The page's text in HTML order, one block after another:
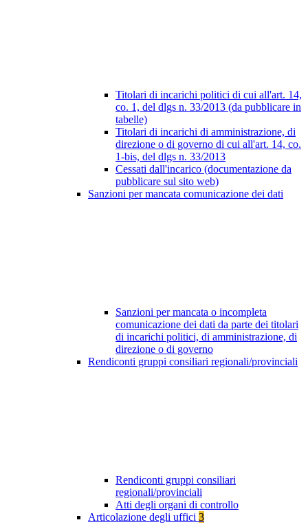
Titolari di incarichi politici di cui all'art. 14,
co. 1, del dlgs n. 33/2013 (da pubblicare in
tabelle)
Titolari di incarichi di amministrazione, di
direzione o di governo di cui all'art. 14, co.
1-bis, del dlgs n. 33/2013
Cessati dall'incarico (documentazione da
pubblicare sul sito web)
Sanzioni per mancata comunicazione dei dati
Sanzioni per mancata o incompleta
comunicazione dei dati da parte dei titolari
di incarichi politici, di amministrazione, di
direzione o di governo
Rendiconti gruppi consiliari regionali/provinciali
Rendiconti gruppi consiliari
regionali/provinciali
Atti degli organi di controllo
Articolazione degli uffici 3